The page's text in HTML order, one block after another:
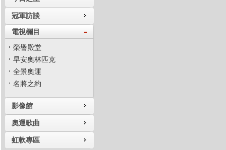
冠軍訪談
電視欄目
榮譽殿堂
早安奧林匹克
全景奧運
名將之約
影像館
奧運歌曲
虹軟專區